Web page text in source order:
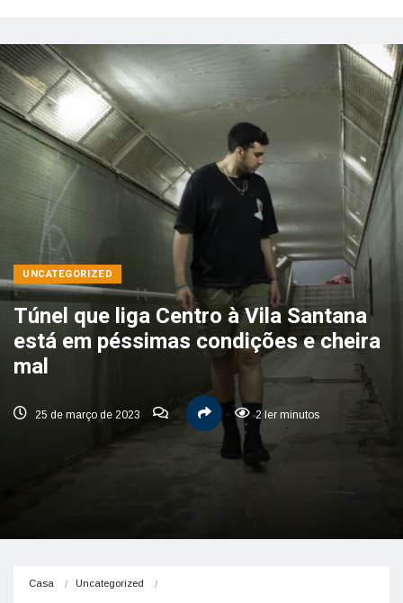
UNCATEGORIZED
Túnel que liga Centro à Vila Santana
está em péssimas condições e cheira
mal
25 de março de 2023 2 ler minutos
Casa Uncategorized